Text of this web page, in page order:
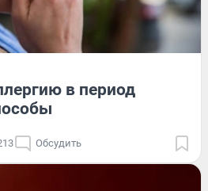
в период
Обсудить